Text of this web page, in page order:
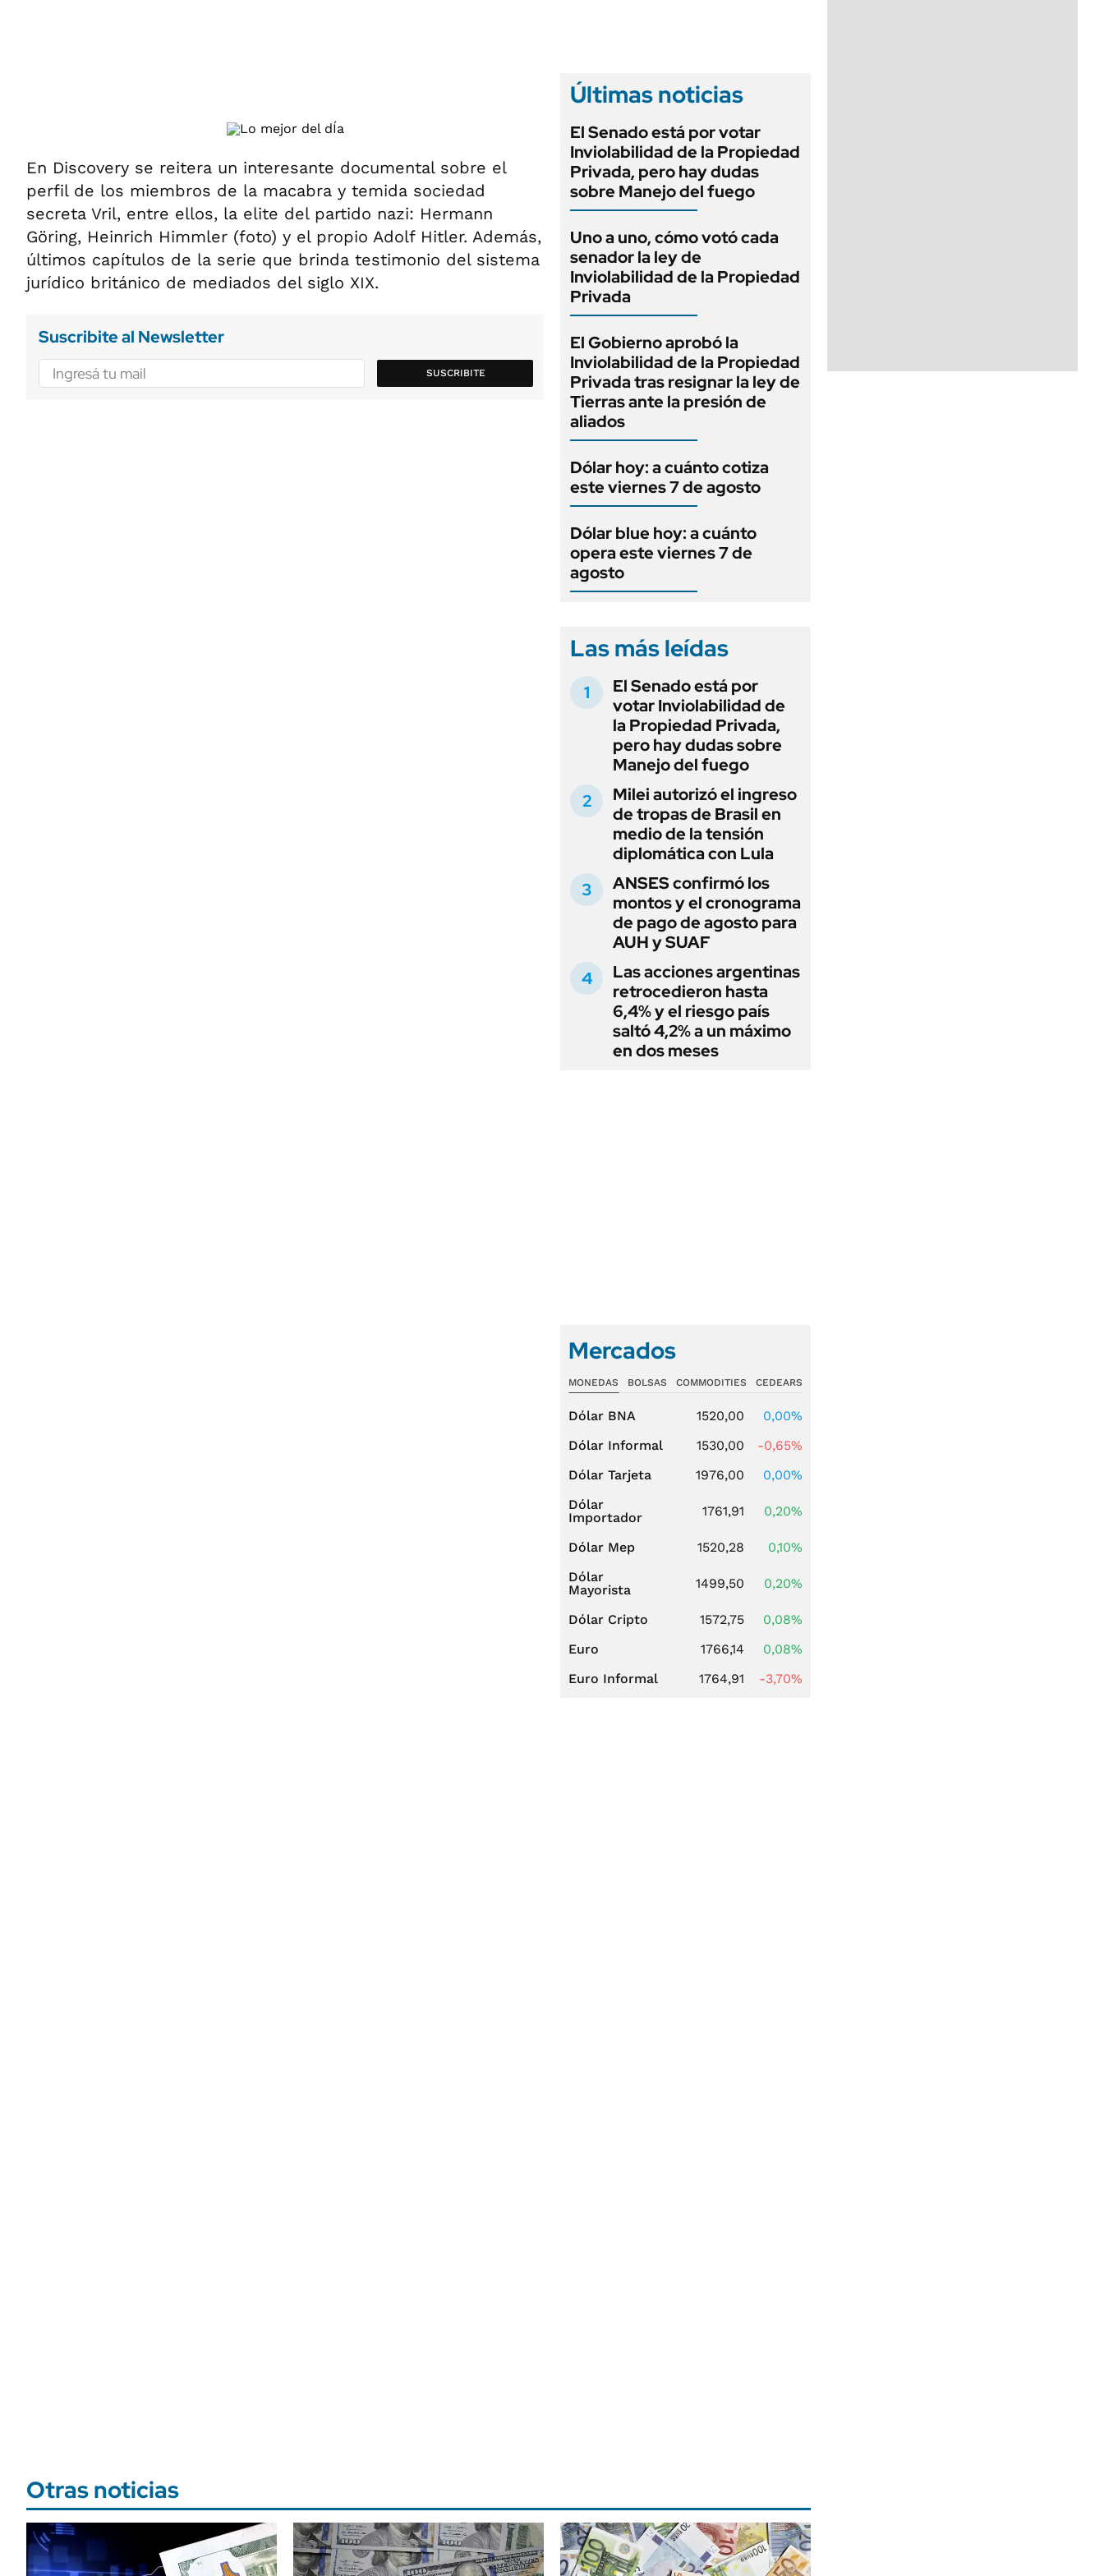
En Discovery se reitera un interesante documental sobre el
perfil de los miembros de la macabra y temida sociedad
secreta Vril, entre ellos, la elite del partido nazi: Hermann
Göring, Heinrich Himmler (foto) y el propio Adolf Hitler. Además,
últimos capítulos de la serie que brinda testimonio del sistema
jurídico británico de mediados del siglo XIX.
Suscribite al Newsletter
SUSCRIBITE
Últimas noticias
El Senado está por votar
Inviolabilidad de la Propiedad
Privada, pero hay dudas
sobre Manejo del fuego
Uno a uno, cómo votó cada
senador la ley de
Inviolabilidad de la Propiedad
Privada
El Gobierno aprobó la
Inviolabilidad de la Propiedad
Privada tras resignar la ley de
Tierras ante la presión de
aliados
Dólar hoy: a cuánto cotiza
este viernes 7 de agosto
Dólar blue hoy: a cuánto
opera este viernes 7 de
agosto
Las más leídas
El Senado está por
votar Inviolabilidad de
la Propiedad Privada,
pero hay dudas sobre
Manejo del fuego
Milei autorizó el ingreso
de tropas de Brasil en
medio de la tensión
diplomática con Lula
ANSES confirmó los
montos y el cronograma
de pago de agosto para
AUH y SUAF
Las acciones argentinas
retrocedieron hasta
6,4% y el riesgo país
saltó 4,2% a un máximo
en dos meses
Mercados
MONEDAS BOLSAS COMMODITIES CEDEARS
Dólar BNA 1520,00
0,00%
Dólar Informal
1530,00
-0,65%
Dólar Tarjeta
1976,00
0,00%
Dólar
Importador
1761,91 0,20%
Dólar Mep 1520,28
0,10%
Dólar
Mayorista
1499,50 0,20%
Dólar Cripto 1572,75
0,08%
Euro
1766,14
0,08%
Euro Informal
1764,91 -3,70%
Otras noticias